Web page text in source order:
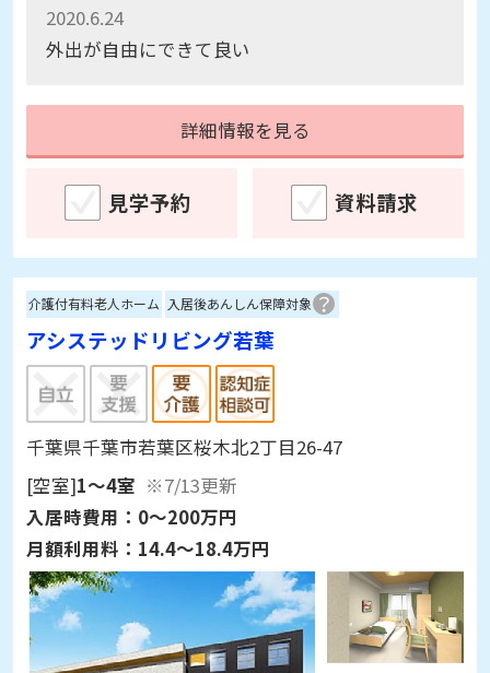
2020.6.24
外出が自由にできて良い
詳細情報を見る
見学予約 資料請求
介護付有料老人ホーム 入居後あんしん保障対象
アシステッドリビング若葉
千葉県千葉市若葉区桜木北2丁目26-47
[空室]1～4室 ※7/13更新
入居時費用： 0～200万円
月額利用料： 14.4～18.4万円